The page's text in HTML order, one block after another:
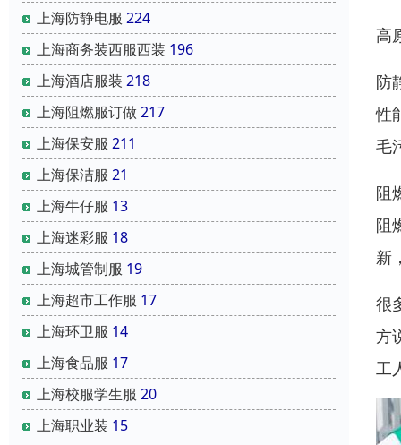
上海防静电服 224
上海商务装西服西装 196
上海酒店服装 218
上海阻燃服订做217
上海保安服 211
上海保洁服 21
上海牛仔服 13
上海迷彩服 18
上海城管制服 19
上海超市工作服 17
上海环卫服 14
上海食品服 17
上海校服学生服 20
上海职业装 15
高
防
性
毛
阻
阻
新
很
方
工